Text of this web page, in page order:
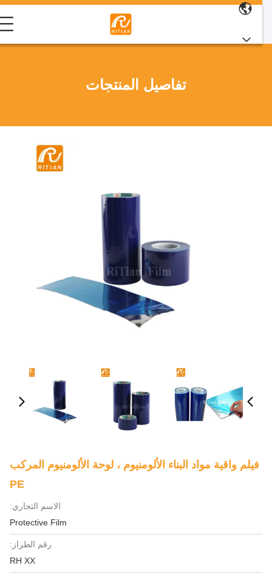
تفاصيل المنتجات
فيلم واقية مواد البناء الألومنيوم ، لوحة الألومنيوم المركب
PE
الاسم التجاري:
Protective Film
رقم الطراز:
RH XX